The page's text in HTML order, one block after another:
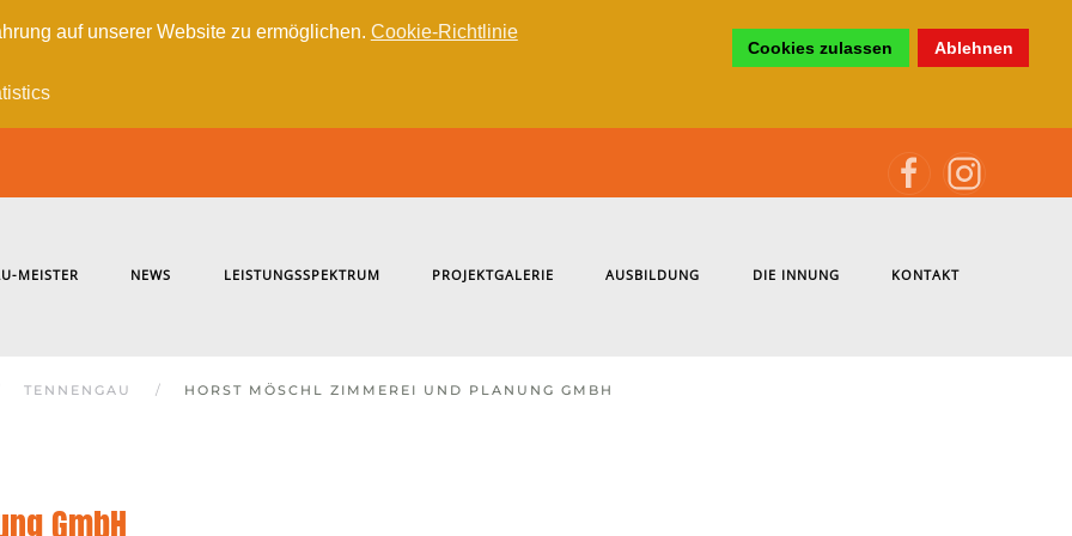
auf unserer Website zu ermöglichen. Cookie-Richtlinie
Cookies zulassen Ablehnen
MEISTER NEWS LEISTUNGSSPEKTRUM PROJEKTGALERIE AUSBILDUNG DIE INNUNG KONTAKT
TENNENGAU HORST MÖSCHL ZIMMEREI UND PLANUNG GMBH
GmbH